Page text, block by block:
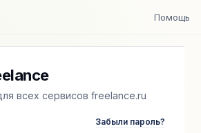
Помощь
всех сервисов freelance.ru
Забыли пароль?